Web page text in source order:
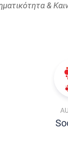
&